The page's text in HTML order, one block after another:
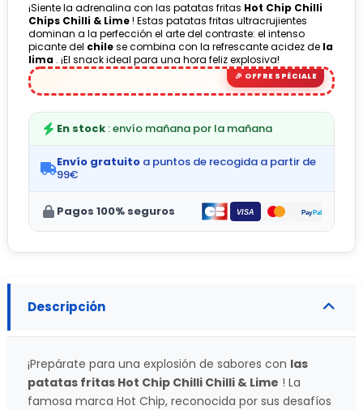
¡Siente la adrenalina con las patatas fritas Hot Chip Chilli
Chips Chilli & Lime! Estas patatas fritas ultracrujientes
dominan a la perfección el arte del contraste: el intenso
picante del chilese combina con la refrescante acidez de la
lima . ¡El snack ideal para una hora feliz explosiva!
En stock : envío mañana por la mañana
Envío gratuito a puntos de recogida a partir de
99€
Pagos 100% seguros
Descripción
¡Prepárate para una explosión de sabores con las
patatas fritas Hot Chip Chilli Chilli & Lime ! La
famosa marca Hot Chip, reconocida por sus desafíos